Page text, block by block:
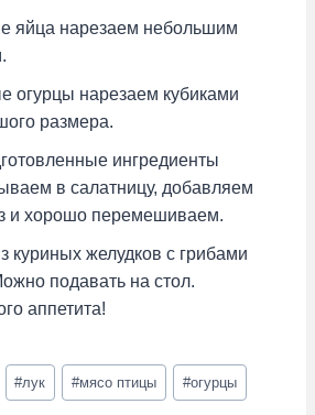
яйца нарезаем небольшим
огурцы нарезаем кубиками
размера.
ингредиенты
в салатницу, добавляем
и хорошо перемешиваем.
куриных желудков с грибами
подавать на стол.
аппетита!
#лук #мясо птицы #огурцы